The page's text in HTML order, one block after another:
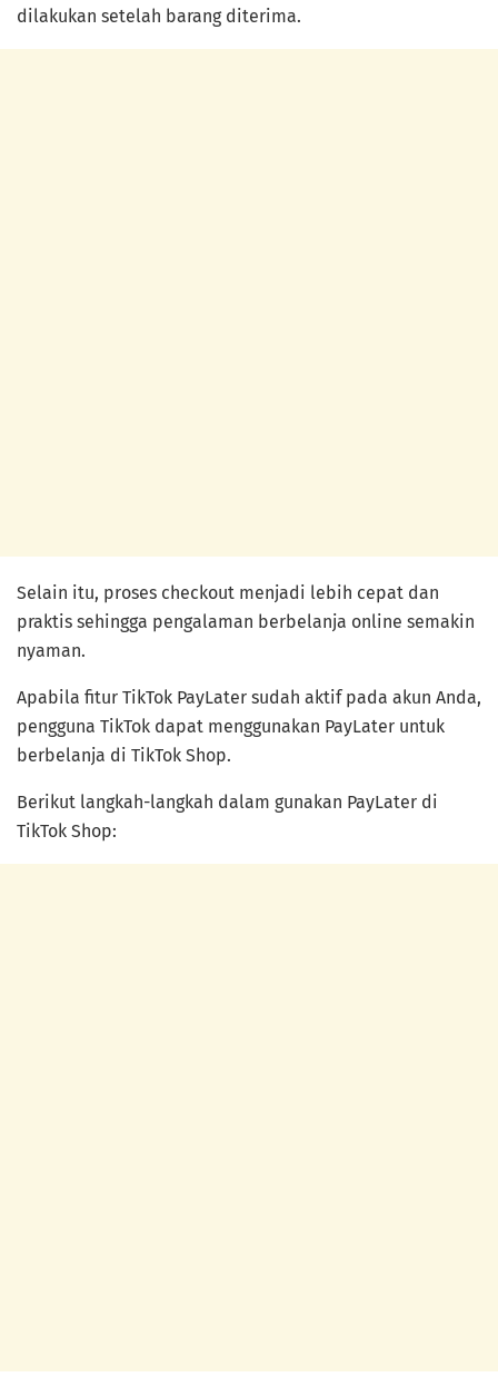
dilakukan setelah barang diterima.
Selain itu, proses checkout menjadi lebih cepat dan
praktis sehingga pengalaman berbelanja online semakin
nyaman.
Apabila fitur TikTok PayLater sudah aktif pada akun Anda,
pengguna TikTok dapat menggunakan PayLater untuk
berbelanja di TikTok Shop.
Berikut langkah-langkah dalam gunakan PayLater di
TikTok Shop: